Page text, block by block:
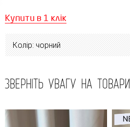
Купити в 1 клік
Колір: чорний
ЗВЕРНІТЬ УВАГУ НА ТОВАРИ